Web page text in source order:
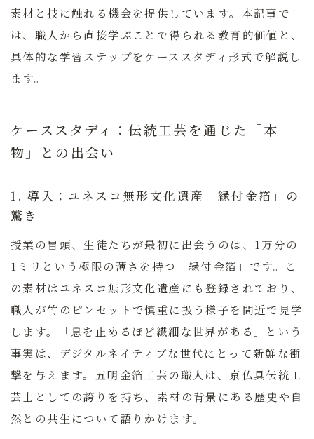
素材と技に触れる機会を提供しています。本記事で
は、職人から直接学ぶことで得られる教育的価値と、
具体的な学習ステップをケーススタディ形式で解説し
ます。
ケーススタディ：伝統工芸を通じた「本
物」との出会い
1. 導入：ユネスコ無形文化遺産「縁付金箔」の
驚き
授業の冒頭、生徒たちが最初に出会うのは、1万分の
1ミリという極限の薄さを持つ「縁付金箔」です。こ
の素材はユネスコ無形文化遺産にも登録されており、
職人が竹のピンセットで慎重に扱う様子を間近で見学
します。「息を止めるほど繊細な世界がある」という
事実は、デジタルネイティブな世代にとって新鮮な衝
撃を与えます。五明金箔工芸の職人は、京仏具伝統工
芸士としての誇りを持ち、素材の背景にある歴史や自
然との共生について語りかけます。